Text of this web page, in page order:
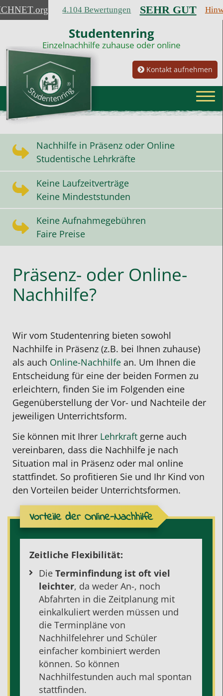
.org 4.104 Bewertungen SEHR GUT
Studentenring
Einzelnachhilfe zuhause oder online
Kontakt aufnehmen
Nachhilfe in Präsenz oder Online
Studentische Lehrkräfte
Keine Laufzeitverträge
Keine Mindeststunden
Keine Aufnahmegebühren
Faire Preise
Präsenz- oder Online-
Nachhilfe?
Wir vom Studentenring bieten sowohl
Nachhilfe in Präsenz (z.B. bei Ihnen zuhause)
als auch Online-Nachhilfe an. Um Ihnen die
Entscheidung für eine der beiden Formen zu
erleichtern, finden Sie im Folgenden eine
Gegenüberstellung der Vor- und Nachteile der
jeweiligen Unterrichtsform.
Sie können mit Ihrer Lehrkraft gerne auch
vereinbaren, dass die Nachhilfe je nach
Situation mal in Präsenz oder mal online
stattfindet. So profitieren Sie und Ihr Kind von
den Vorteilen beider Unterrichtsformen.
Vorteile der Online-Nachhilfe
Zeitliche Flexibilität:
Die Terminfindung ist oft viel
leichter, da weder An-, noch
Abfahrten in die Zeitplanung mit
einkalkuliert werden müssen und
die Terminpläne von
Nachhilfelehrer und Schüler
einfacher kombiniert werden
können. So können
Nachhilfestunden auch mal spontan
stattfinden.